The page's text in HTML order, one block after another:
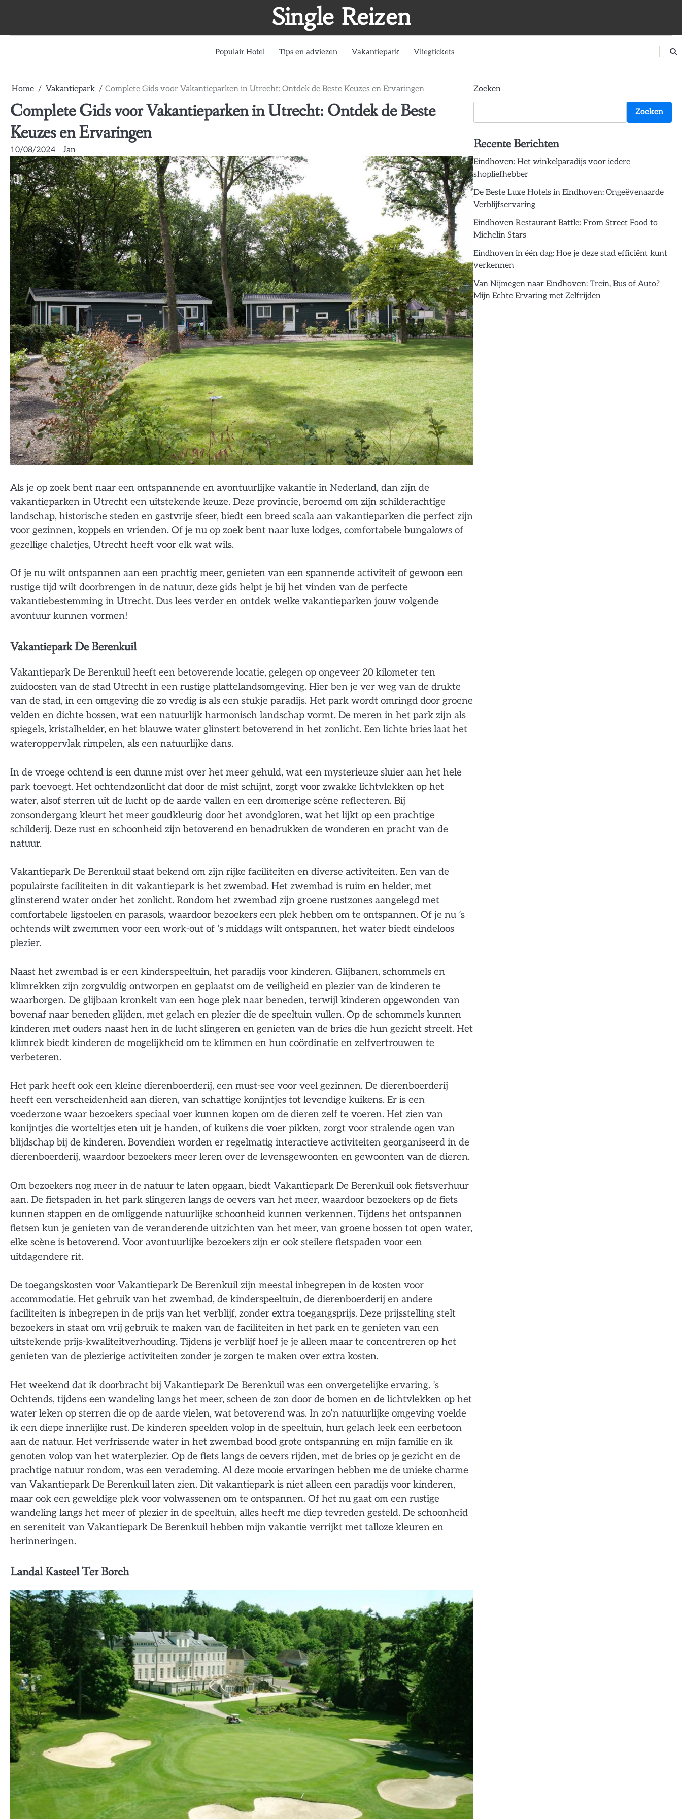
Single Reizen
Populair Hotel Tips en adviezen Vakantiepark Vliegtickets
Home Vakantiepark Complete Gids voor Vakantieparken in Utrecht: Ontdek de Beste Keuzes en Ervaringen
Complete Gids voor Vakantieparken in Utrecht: Ontdek de Beste
Keuzes en Ervaringen
10/08/2024 Jan
Als je op zoek bent naar een ontspannende en avontuurlijke vakantie in Nederland, dan zijn de
vakantieparken in Utrecht een uitstekende keuze. Deze provincie, beroemd om zijn schilderachtige
landschap, historische steden en gastvrije sfeer, biedt een breed scala aan vakantieparken die perfect zijn
voor gezinnen, koppels en vrienden. Of je nu op zoek bent naar luxe lodges, comfortabele bungalows of
gezellige chaletjes, Utrecht heeft voor elk wat wils.
Of je nu wilt ontspannen aan een prachtig meer, genieten van een spannende activiteit of gewoon een
rustige tijd wilt doorbrengen in de natuur, deze gids helpt je bij het vinden van de perfecte
vakantiebestemming in Utrecht. Dus lees verder en ontdek welke vakantieparken jouw volgende
avontuur kunnen vormen!
Vakantiepark De Berenkuil
Vakantiepark De Berenkuil heeft een betoverende locatie, gelegen op ongeveer 20 kilometer ten
zuidoosten van de stad Utrecht in een rustige plattelandsomgeving. Hier ben je ver weg van de drukte
van de stad, in een omgeving die zo vredig is als een stukje paradijs. Het park wordt omringd door groene
velden en dichte bossen, wat een natuurlijk harmonisch landschap vormt. De meren in het park zijn als
spiegels, kristalhelder, en het blauwe water glinstert betoverend in het zonlicht. Een lichte bries laat het
wateroppervlak rimpelen, als een natuurlijke dans.
In de vroege ochtend is een dunne mist over het meer gehuld, wat een mysterieuze sluier aan het hele
park toevoegt. Het ochtendzonlicht dat door de mist schijnt, zorgt voor zwakke lichtvlekken op het
water, alsof sterren uit de lucht op de aarde vallen en een dromerige scène reflecteren. Bij
zonsondergang kleurt het meer goudkleurig door het avondgloren, wat het lijkt op een prachtige
schilderij. Deze rust en schoonheid zijn betoverend en benadrukken de wonderen en pracht van de
natuur.
Vakantiepark De Berenkuil staat bekend om zijn rijke faciliteiten en diverse activiteiten. Een van de
populairste faciliteiten in dit vakantiepark is het zwembad. Het zwembad is ruim en helder, met
glinsterend water onder het zonlicht. Rondom het zwembad zijn groene rustzones aangelegd met
comfortabele ligstoelen en parasols, waardoor bezoekers een plek hebben om te ontspannen. Of je nu ’s
ochtends wilt zwemmen voor een work-out of ’s middags wilt ontspannen, het water biedt eindeloos
plezier.
Naast het zwembad is er een kinderspeeltuin, het paradijs voor kinderen. Glijbanen, schommels en
klimrekken zijn zorgvuldig ontworpen en geplaatst om de veiligheid en plezier van de kinderen te
waarborgen. De glijbaan kronkelt van een hoge plek naar beneden, terwijl kinderen opgewonden van
bovenaf naar beneden glijden, met gelach en plezier die de speeltuin vullen. Op de schommels kunnen
kinderen met ouders naast hen in de lucht slingeren en genieten van de bries die hun gezicht streelt. Het
klimrek biedt kinderen de mogelijkheid om te klimmen en hun coördinatie en zelfvertrouwen te
verbeteren.
Het park heeft ook een kleine dierenboerderij, een must-see voor veel gezinnen. De dierenboerderij
heeft een verscheidenheid aan dieren, van schattige konijntjes tot levendige kuikens. Er is een
voederzone waar bezoekers speciaal voer kunnen kopen om de dieren zelf te voeren. Het zien van
konijntjes die worteltjes eten uit je handen, of kuikens die voer pikken, zorgt voor stralende ogen van
blijdschap bij de kinderen. Bovendien worden er regelmatig interactieve activiteiten georganiseerd in de
dierenboerderij, waardoor bezoekers meer leren over de levensgewoonten en gewoonten van de dieren.
Om bezoekers nog meer in de natuur te laten opgaan, biedt Vakantiepark De Berenkuil ook fietsverhuur
aan. De fietspaden in het park slingeren langs de oevers van het meer, waardoor bezoekers op de fiets
kunnen stappen en de omliggende natuurlijke schoonheid kunnen verkennen. Tijdens het ontspannen
fietsen kun je genieten van de veranderende uitzichten van het meer, van groene bossen tot open water,
elke scène is betoverend. Voor avontuurlijke bezoekers zijn er ook steilere fietspaden voor een
uitdagendere rit.
De toegangskosten voor Vakantiepark De Berenkuil zijn meestal inbegrepen in de kosten voor
accommodatie. Het gebruik van het zwembad, de kinderspeeltuin, de dierenboerderij en andere
faciliteiten is inbegrepen in de prijs van het verblijf, zonder extra toegangsprijs. Deze prijsstelling stelt
bezoekers in staat om vrij gebruik te maken van de faciliteiten in het park en te genieten van een
uitstekende prijs-kwaliteitverhouding. Tijdens je verblijf hoef je je alleen maar te concentreren op het
genieten van de plezierige activiteiten zonder je zorgen te maken over extra kosten.
Het weekend dat ik doorbracht bij Vakantiepark De Berenkuil was een onvergetelijke ervaring. ’s
Ochtends, tijdens een wandeling langs het meer, scheen de zon door de bomen en de lichtvlekken op het
water leken op sterren die op de aarde vielen, wat betoverend was. In zo’n natuurlijke omgeving voelde
ik een diepe innerlijke rust. De kinderen speelden volop in de speeltuin, hun gelach leek een eerbetoon
aan de natuur. Het verfrissende water in het zwembad bood grote ontspanning en mijn familie en ik
genoten volop van het waterplezier. Op de fiets langs de oevers rijden, met de bries op je gezicht en de
prachtige natuur rondom, was een verademing. Al deze mooie ervaringen hebben me de unieke charme
van Vakantiepark De Berenkuil laten zien. Dit vakantiepark is niet alleen een paradijs voor kinderen,
maar ook een geweldige plek voor volwassenen om te ontspannen. Of het nu gaat om een rustige
wandeling langs het meer of plezier in de speeltuin, alles heeft me diep tevreden gesteld. De schoonheid
en sereniteit van Vakantiepark De Berenkuil hebben mijn vakantie verrijkt met talloze kleuren en
herinneringen.
Landal Kasteel Ter Borch
Zoeken
Zoeken
Recente Berichten
Eindhoven: Het winkelparadijs voor iedere
shopliefhebber
De Beste Luxe Hotels in Eindhoven: Ongeëvenaarde
Verblijfservaring
Eindhoven Restaurant Battle: From Street Food to
Michelin Stars
Eindhoven in één dag: Hoe je deze stad efficiënt kunt
verkennen
Van Nijmegen naar Eindhoven: Trein, Bus of Auto?
Mijn Echte Ervaring met Zelfrijden